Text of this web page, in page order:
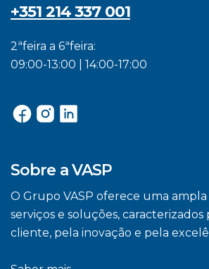
+351 214 337 001
2ªfeira a 6ªfeira:
09:00-13:00 | 14:00-17:00
Sobre a VASP
O Grupo VASP oferece uma
serviços e soluções,
cliente, pela inovação e pela